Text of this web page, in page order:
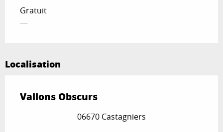
Gratuit
—
Localisation
Vallons Obscurs
06670 Castagniers